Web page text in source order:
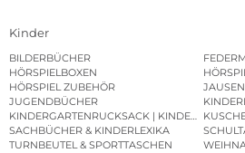
Kinder
BILDERBÜCHER
HÖRSPIELBOXEN
HÖRSPIEL ZUBEHÖR
JUGENDBÜCHER
KINDERGARTENRUCKSACK |
SACHBÜCHER & KINDERLEXIKA
TURNBEUTEL & SPORTTASCHEN